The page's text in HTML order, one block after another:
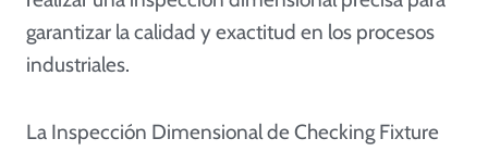
garantizar la calidad y exactitud en los procesos
industriales.
La Inspección Dimensional de Checking Fixture